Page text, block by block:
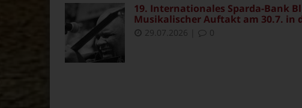
19. Internationales Sparda-Bank
Musikalischer Auftakt am 30.7. in
29.07.2026 0